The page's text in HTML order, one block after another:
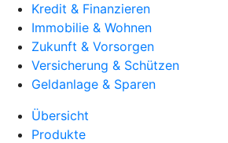
Kredit & Finanzieren
Immobilie & Wohnen
Zukunft & Vorsorgen
Versicherung & Schützen
Geldanlage & Sparen
Übersicht
Produkte